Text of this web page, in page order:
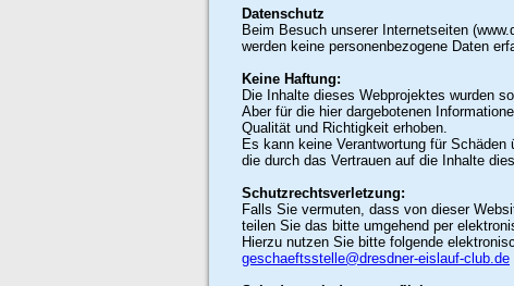
Datenschutz
Beim Besuch unserer Internetseiten
werden keine personenbezogene Daten
Keine Haftung:
Die Inhalte dieses Webprojektes wurden
Aber für die hier dargebotenen
Qualität und Richtigkeit erhoben.
Es kann keine Verantwortung für Schäden
die durch das Vertrauen auf die Inhalte
Schutzrechtsverletzung:
Falls Sie vermuten, dass von dieser
teilen Sie das bitte umgehend per
Hierzu nutzen Sie bitte folgende
geschaeftsstelle@dresdner-eislauf-club.de